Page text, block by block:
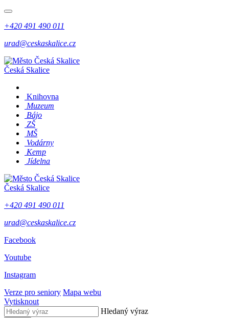
+420 491 490 011
urad@ceskaskalice.cz
Česká Skalice
Knihovna
Muzeum
Bájo
ZŠ
MŠ
Vodárny
Kemp
Jídelna
Česká Skalice
+420 491 490 011
urad@ceskaskalice.cz
Facebook
Youtube
Instagram
Verze pro seniory Mapa webu
Vytisknout
Hledaný výraz